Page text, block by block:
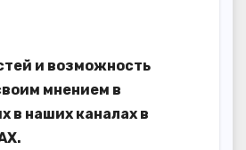
и возможность
мнением в
в наших каналах в
.